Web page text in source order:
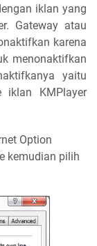
iklan yang
Gateway atau
karena
menonaktifkan
yaitu
iklan KMPlayer
Option
kemudian pilih